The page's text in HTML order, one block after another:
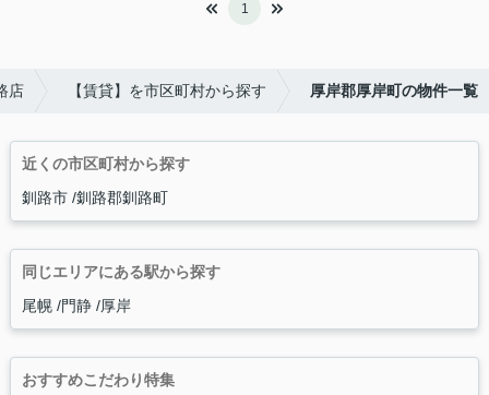
1
店 【賃貸】を市区町村から探す 厚岸郡厚岸町の物件一覧
近くの市区町村から探す
釧路市 釧路郡釧路町
同じエリアにある駅から探す
尾幌 門静 厚岸
おすすめこだわり特集